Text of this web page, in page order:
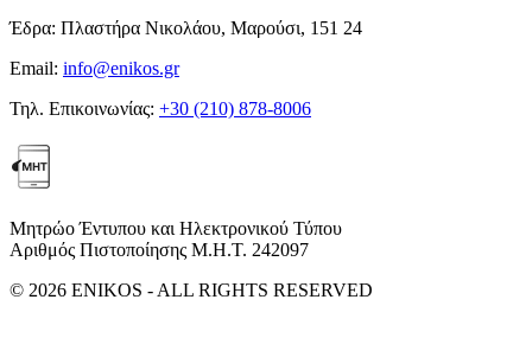
Έδρα: Πλαστήρα Νικολάου, Μαρούσι, 151 24
Email: info@enikos.gr
Τηλ. Επικοινωνίας: +30 (210) 878-8006
Μητρώο Έντυπου και Ηλεκτρονικού Τύπου
Αριθμός Πιστοποίησης Μ.Η.Τ. 242097
© 2026 ENIKOS - ALL RIGHTS RESERVED